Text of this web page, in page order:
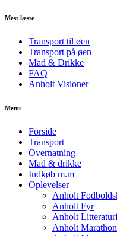
Mest læste
Transport til øen
Transport på øen
Mad & Drikke
FAQ
Anholt Visioner
Menu
Forside
Transport
Overnatning
Mad & drikke
Indkøb m.m
Oplevelser
Anholt
Anholt Fyr
Anholt
Anholt Marathon